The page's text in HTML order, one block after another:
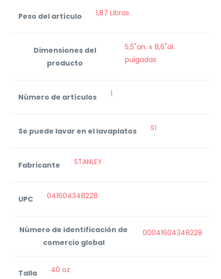
Peso del artículo 1,87 Libras
Dimensiones del
producto
5,5"an. x 8,6"al.
pulgadas
Número de artículos ‎1
Se puede lavar en el lavaplatos Sí
Fabricante STANLEY
UPC 041604348228
Número de identificación de
comercio global
00041604348228
Talla ‎40 oz